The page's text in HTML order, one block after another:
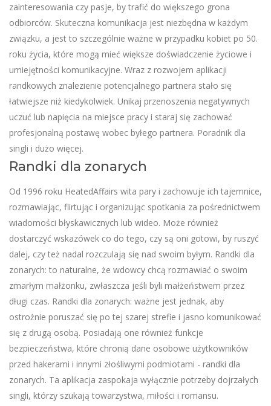
zainteresowania czy pasje, by trafić do większego grona
odbiorców. Skuteczna komunikacja jest niezbędna w każdym
związku, a jest to szczególnie ważne w przypadku kobiet po 50.
roku życia, które mogą mieć większe doświadczenie życiowe i
umiejętności komunikacyjne. Wraz z rozwojem aplikacji
randkowych znalezienie potencjalnego partnera stało się
łatwiejsze niż kiedykolwiek. Unikaj przenoszenia negatywnych
uczuć lub napięcia na miejsce pracy i staraj się zachować
profesjonalną postawę wobec byłego partnera. Poradnik dla
singli i dużo więcej.
Randki dla zonarych
Od 1996 roku HeatedAffairs wita pary i zachowuje ich tajemnice,
rozmawiając, flirtując i organizując spotkania za pośrednictwem
wiadomości błyskawicznych lub wideo. Może również
dostarczyć wskazówek co do tego, czy są oni gotowi, by ruszyć
dalej, czy też nadal rozczulają się nad swoim byłym. Randki dla
zonarych: to naturalne, że wdowcy chcą rozmawiać o swoim
zmarłym małżonku, zwłaszcza jeśli byli małżeństwem przez
długi czas. Randki dla zonarych: ważne jest jednak, aby
ostrożnie poruszać się po tej szarej strefie i jasno komunikować
się z drugą osobą. Posiadają one również funkcje
bezpieczeństwa, które chronią dane osobowe użytkowników
przed hakerami i innymi złośliwymi podmiotami - randki dla
zonarych. Ta aplikacja zaspokaja wyłącznie potrzeby dojrzałych
singli, którzy szukają towarzystwa, miłości i romansu.